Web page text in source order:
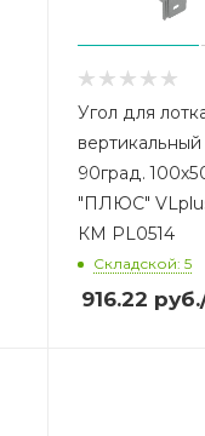
Угол для
90град.
"ПЛЮС"
КМ PL0514
Складской: 5
916.22 руб.